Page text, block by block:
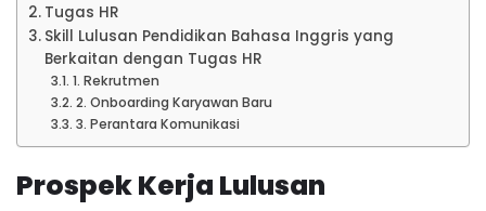
Tugas HR
Skill Lulusan Pendidikan Bahasa Inggris yang
Berkaitan dengan Tugas HR
1. Rekrutmen
2. Onboarding Karyawan Baru
3. Perantara Komunikasi
Prospek Kerja Lulusan